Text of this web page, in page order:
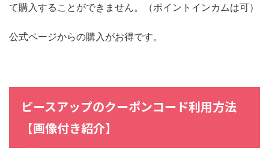
て購入することができません。（ポイントインカムは可）
公式ページからの購入がお得です。
ピースアップのクーポンコード利用方法
【画像付き紹介】